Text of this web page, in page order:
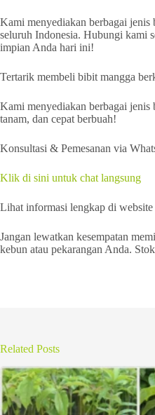
Kami menyediakan berbagai
seluruh Indonesia. Hubungi kami
impian Anda hari ini!
Tertarik membeli bibit mangga
Kami menyediakan berbagai jenis
tanam, dan cepat berbuah!
Konsultasi & Pemesanan via
Klik di sini untuk chat langsung
Lihat informasi lengkap di website
Jangan lewatkan kesempatan
kebun atau pekarangan Anda.
Related Posts